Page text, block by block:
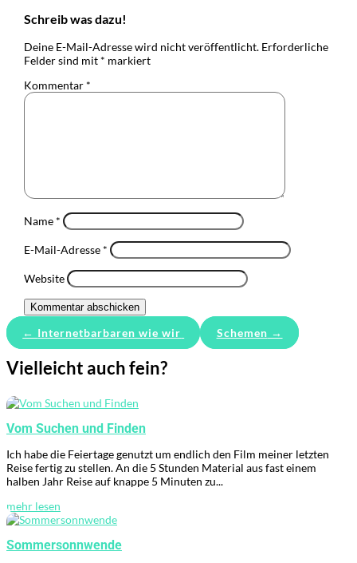
Schreib was dazu!
Deine E-Mail-Adresse wird nicht veröffentlicht. Erforderliche
Felder sind mit * markiert
Kommentar *
Name *
E-Mail-Adresse *
Website
Kommentar abschicken
← Internetbarbaren wie wir Schemen →
Vielleicht auch fein?
Vom Suchen und Finden
Ich habe die Feiertage genutzt um endlich den Film meiner letzten
Reise fertig zu stellen. An die 5 Stunden Material aus fast einem
halben Jahr Reise auf knappe 5 Minuten zu...
mehr lesen
Sommersonnwende